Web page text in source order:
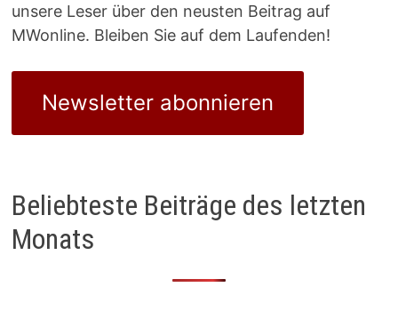
unsere Leser über den neusten Beitrag auf
MWonline. Bleiben Sie auf dem Laufenden!
Newsletter abonnieren
Beliebteste Beiträge des letzten
Monats